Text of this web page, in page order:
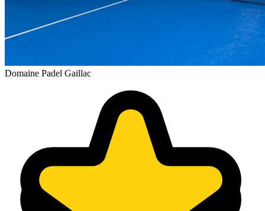
Domaine Padel Gaillac